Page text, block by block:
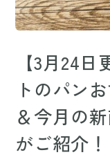
【3月24
トのパン
＆今月の
がご紹介！